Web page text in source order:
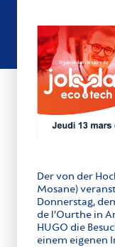
Der von der
Mosane)
Donnerstag,
de l’Ourthe in
HUGO die
einem eigenen